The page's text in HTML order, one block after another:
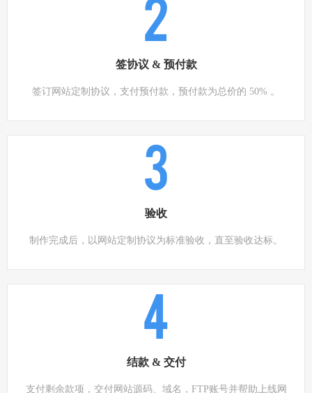
2
签协议 & 预付款
签订网站定制协议，支付预付款，预付款为总价的 50% 。
3
验收
制作完成后，以网站定制协议为标准验收，直至验收达标。
4
结款 & 交付
支付剩余款项，交付网站源码、域名，FTP账号并帮助上线网